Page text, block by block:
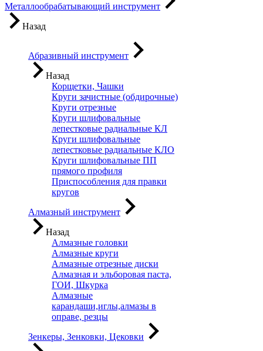
Металлообрабатывающий инструмент
Назад
Абразивный инструмент
Назад
Корщетки, Чашки
Круги зачистные (обдирочные)
Круги отрезные
Круги шлифовальные
лепестковые радиальные КЛ
Круги шлифовальные
лепестковые радиальные КЛО
Круги шлифовальные ПП
прямого профиля
Приспособления для правки
кругов
Алмазный инструмент
Назад
Алмазные головки
Алмазные круги
Алмазные отрезные диски
Алмазная и эльборовая паста,
ГОИ, Шкурка
Алмазные
карандаши,иглы,алмазы в
оправе, резцы
Зенкеры, Зенковки, Цековки